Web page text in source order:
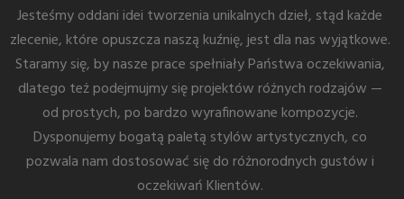
Jesteśmy oddani idei tworzenia unikalnych dzieł, stąd każde
zlecenie, które opuszcza naszą kuźnię, jest dla nas wyjątkowe.
Staramy się, by nasze prace spełniały Państwa oczekiwania,
dlatego też podejmujmy się projektów różnych rodzajów —
od prostych, po bardzo wyrafinowane kompozycje.
Dysponujemy bogatą paletą stylów artystycznych, co
pozwala nam dostosować się do różnorodnych gustów i
oczekiwań Klientów.